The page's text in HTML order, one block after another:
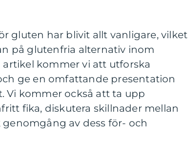
gluten har blivit allt vanligare, vilket
på glutenfria alternativ inom
kommer vi att utforska
ge en omfattande presentation
Vi kommer också att ta upp
fika, diskutera skillnader mellan
av dess för- och